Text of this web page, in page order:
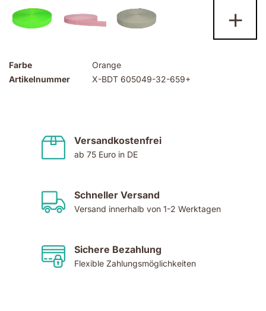
Farbe
Orange
Artikelnummer
X-BDT 605049-32-659+
+
Versandkostenfrei
ab 75 Euro in DE
Schneller Versand
Versand innerhalb von 1-2 Werktagen
Sichere Bezahlung
Flexible Zahlungsmöglichkeiten